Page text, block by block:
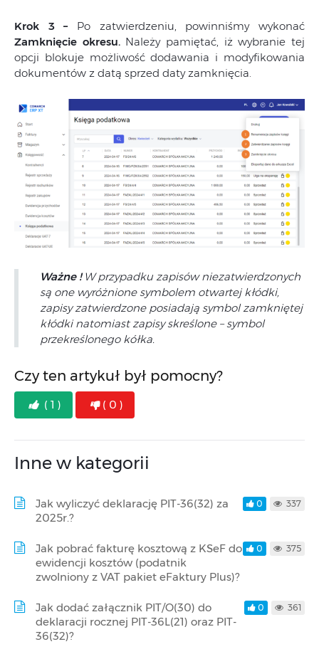
Krok 3 – Po zatwierdzeniu, powinniśmy wykonać
Zamknięcie okresu.Należy pamiętać, iż wybranie tej
opcji blokuje możliwość dodawania i modyfikowania
dokumentów z datą sprzed daty zamknięcia.
Ważne !W przypadku zapisów niezatwierdzonych
są one wyróżnione symbolem otwartej kłódki,
zapisy zatwierdzone posiadają symbol zamkniętej
kłódki natomiast zapisy skreślone – symbol
przekreślonego kółka.
Czy ten artykuł był pomocny?
( 1 ) ( 0 )
Inne w kategorii
Jak wyliczyć deklarację PIT-36(32) za
2025r.?
0 337
Jak pobrać fakturę kosztową z KSeF do
ewidencji kosztów (podatnik
zwolniony z VAT pakiet eFaktury Plus)?
0 375
Jak dodać załącznik PIT/O(30) do
deklaracji rocznej PIT-36L(21) oraz PIT-
36(32)?
0 361